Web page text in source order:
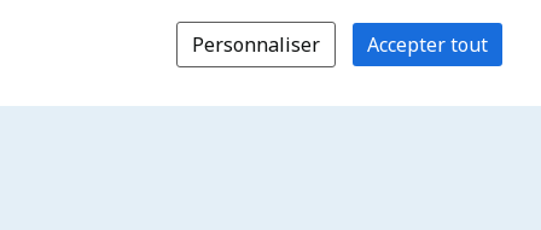
Personnaliser Accepter tout